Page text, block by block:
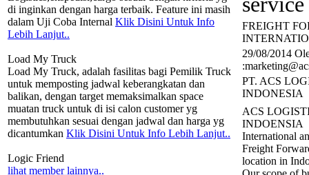
di inginkan dengan harga terbaik. Feature ini masih
dalam Uji Coba Internal Klik Disini Untuk Info
Lebih Lanjut..
Load My Truck
Load My Truck, adalah fasilitas bagi Pemilik Truck
untuk memposting jadwal keberangkatan dan
balikan, dengan target memaksimalkan space
muatan truck untuk di isi calon customer yg
membutuhkan sesuai dengan jadwal dan harga yg
dicantumkan Klik Disini Untuk Info Lebih Lanjut..
Logic Friend
lihat member lainnya..
FREIGHT
29/08/2014
PT. ACS
INDONESIA
ACS
INDOENSIA
International
Freight
location in